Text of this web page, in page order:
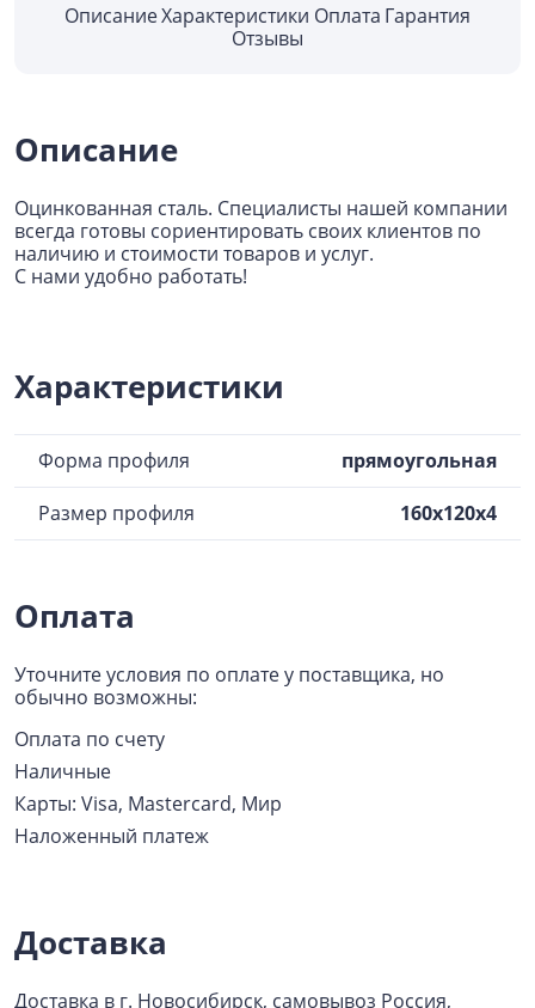
ОписаниеХарактеристики Оплата Гарантия
Отзывы
Описание
Оцинкованная сталь. Специалисты нашей компании
всегда готовы сориентировать своих клиентов по
наличию и стоимости товаров и услуг.
С нами удобно работать!
Характеристики
Форма профиля
прямоугольная
Размер профиля
160x120x4
Оплата
Уточните условия по оплате у поставщика, но
обычно возможны:
Оплата по счету
Наличные
Карты: Visa, Mastercard, Мир
Наложенный платеж
Доставка
Доставка в г. Новосибирск, самовывоз Россия,